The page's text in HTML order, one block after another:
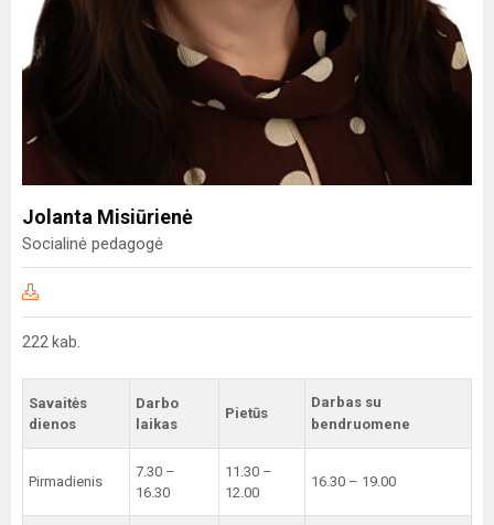
Jolanta Misiūrienė
Socialinė pedagogė
222 kab.
Savaitės
dienos
Darbo
laikas
Pietūs
Darbas su
bendruomene
Pirmadienis
7.30 –
16.30
11.30 –
12.00
16.30 – 19.00